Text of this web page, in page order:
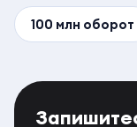
100 млн оборот